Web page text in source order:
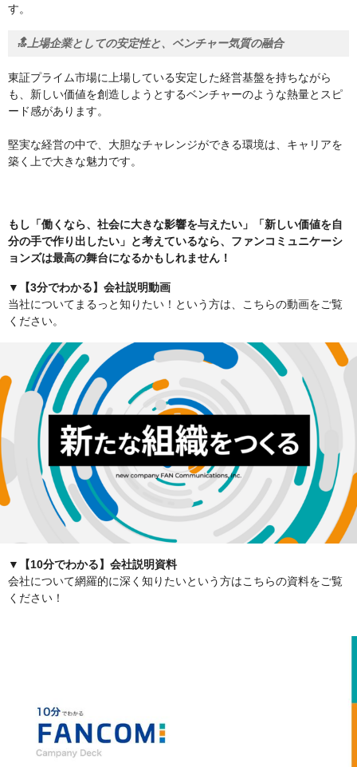
す。
🔝上場企業としての安定性と、ベンチャー気質の融合
東証プライム市場に上場している安定した経営基盤を持ちながら
も、新しい価値を創造しようとするベンチャーのような熱量とスピ
ード感があります。
堅実な経営の中で、大胆なチャレンジができる環境は、キャリアを
築く上で大きな魅力です。
もし「働くなら、社会に大きな影響を与えたい」「新しい価値を自
分の手で作り出したい」と考えているなら、ファンコミュニケーシ
ョンズは最高の舞台になるかもしれません！
▼【3分でわかる】会社説明動画
当社についてまるっと知りたい！という方は、こちらの動画をご覧
ください。
▼【10分でわかる】会社説明資料
会社について網羅的に深く知りたいという方はこちらの資料をご覧
ください！